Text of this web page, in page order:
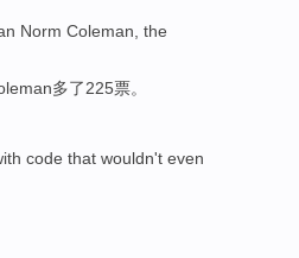
Norm Coleman, the
多了225票。
code that wouldn't even